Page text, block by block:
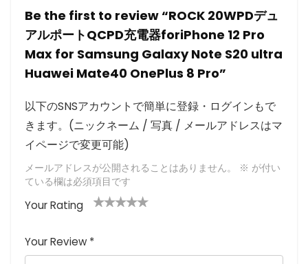
Be the first to review “ROCK 20WPDデュ
アルポートQCPD充電器foriPhone 12 Pro
Max for Samsung Galaxy Note S20 ultra
Huawei Mate40 OnePlus 8 Pro”
以下のSNSアカウントで簡単に登録・ログインもで
きます。(ニックネーム / 写真 / メールアドレスはマ
イページで変更可能)
メールアドレスが公開されることはありません。 ※ が付い
ている欄は必須項目です
Your Rating
つ
星
星
(最
(最高
評価:
(最高評
価: 5つ
高評価: 5
つ星)
Your Review *